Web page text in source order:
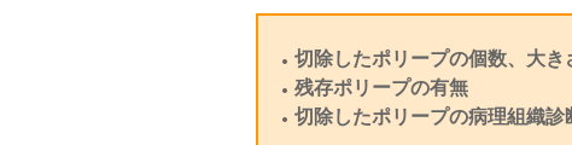
切除したポリープの個数、大き
残存ポリープの有無
切除したポリープの病理組織